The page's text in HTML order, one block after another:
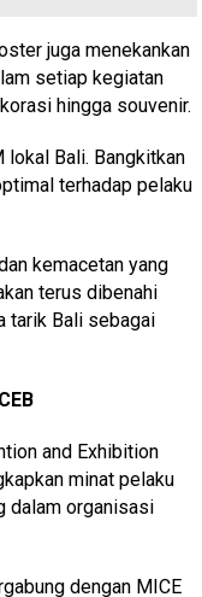
juga menekankan
setiap kegiatan
hingga souvenir.
lokal Bali. Bangkitkan
terhadap pelaku
kemacetan yang
terus dibenahi
tarik Bali sebagai
and Exhibition
minat pelaku
dalam organisasi
dengan MICE